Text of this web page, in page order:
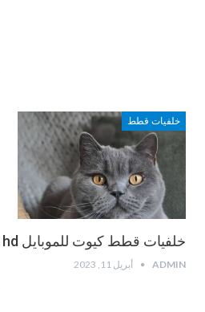
خلفيات قطط
خلفيات قطط كيوت للموبايل hd
ADMIN أبريل 11, 2023